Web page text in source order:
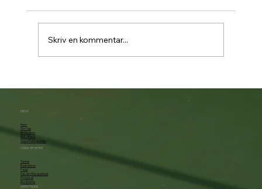
Skriv en kommentar...
MENY
Hem
Om Oss
Bli Medlem
Boka Bana
Öppettider & priser
VÅRA SPORTER
Tennis
Badminton
Padel
Squash/Racquetball
Pickleball
Bordtennis
ÖPPETTIDER